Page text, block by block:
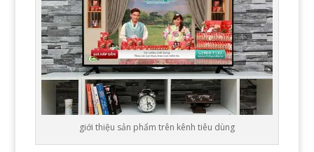
giới thiệu sản phẩm trên kênh tiêu dùng